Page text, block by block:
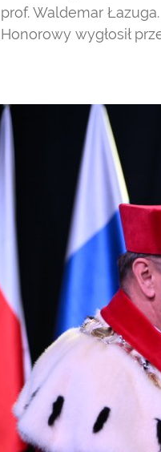
prof. Waldemar
Honorowy wygłosił